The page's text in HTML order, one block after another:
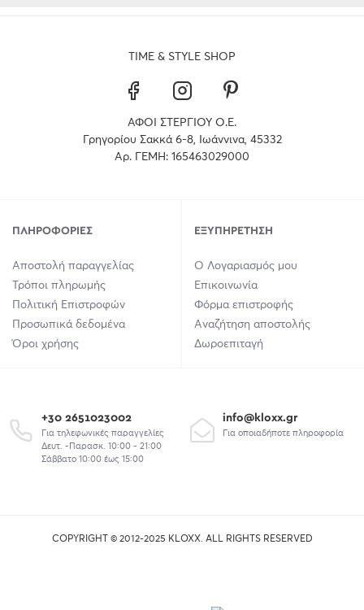
TIME & STYLE SHOP
ΑΦΟΙ ΣΤΕΡΓΙΟΥ Ο.Ε.
Γρηγορίου Σακκά 6-8, Ιωάννινα, 45332
Αρ. ΓΕΜΗ: 165463029000
ΠΛΗΡΟΦΟΡΊΕΣ
Αποστολή παραγγελίας
Τρόποι πληρωμής
Πολιτική Επιστροφών
Προσωπικά δεδομένα
Όροι χρήσης
ΕΞΥΠΗΡΈΤΗΣΗ
Ο Λογαριασμός μου
Επικοινωνία
Φόρμα επιστροφής
Αναζήτηση αποστολής
Δωροεπιταγή
+30 2651023002
Για τηλεφωνικές παραγγελίες
Δευτ. -Παρασκ. 10:00 - 21:00
Σάββατο 10:00 έως 15:00
info@kloxx.gr
Για οποιαδήποτε πληροφορία
COPYRIGHT © 2012-2025 KLOXX. ALL RIGHTS RESERVED